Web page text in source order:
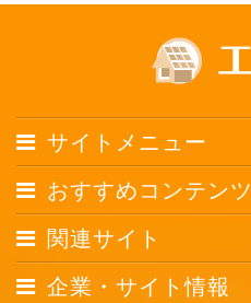
サイトメニュー
おすすめコンテンツ
関連サイト
企業・サイト情報